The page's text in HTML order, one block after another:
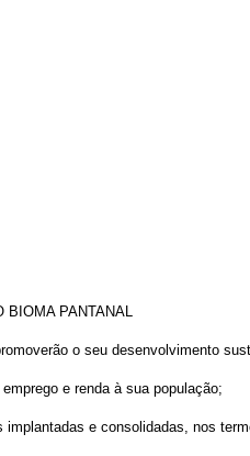
BIOMA PANTANAL
o seu desenvolvimento
e renda à sua população;
e consolidadas, nos